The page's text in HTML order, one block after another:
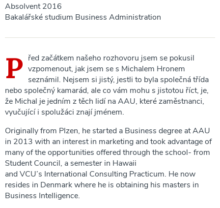
Absolvent 2016
Bakalářské studium Business Administration
P řed začátkem našeho rozhovoru jsem se pokusil
vzpomenout, jak jsem se s Michalem Hronem
seznámil. Nejsem si jistý, jestli to byla společná třída
nebo společný kamarád, ale co vám mohu s jistotou říct, je,
že Michal je jedním z těch lidí na AAU, které zaměstnanci,
vyučující i spolužáci znají jménem.
Originally from Plzen, he started a Business degree at AAU
in 2013 with an interest in marketing and took advantage of
many of the opportunities offered through the school- from
Student Council, a semester in Hawaii
and VCU’s International Consulting Practicum. He now
resides in Denmark where he is obtaining his masters in
Business Intelligence.